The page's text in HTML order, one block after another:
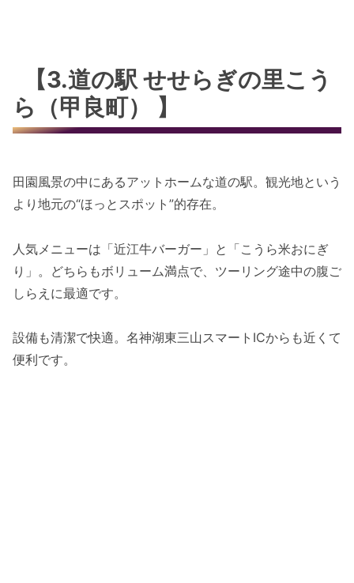
【3.道の駅 せせらぎの里こう
ら（甲良町） 】
田園風景の中にあるアットホームな道の駅。観光地という
より地元の“ほっとスポット”的存在。
人気メニューは「近江牛バーガー」と「こうら米おにぎ
り」。どちらもボリューム満点で、ツーリング途中の腹ご
しらえに最適です。
設備も清潔で快適。名神湖東三山スマートICからも近くて
便利です。